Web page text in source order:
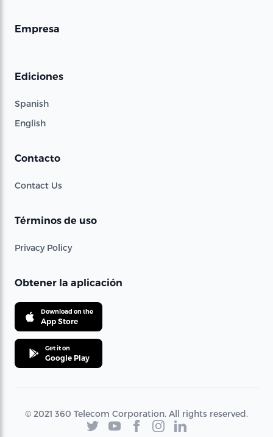
Empresa
Ediciones
Spanish
English
Contacto
Contact Us
Términos de uso
Privacy Policy
Obtener la aplicación
Download on the
App Store
Get it on
Google Play
© 2021 360 Telecom Corporation. All rights reserved.